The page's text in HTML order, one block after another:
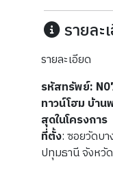
รายละ
รายละเอียด
รหัสทรัพย์:
ทาวน์โฮม บ้า
สุดในโครงการ
ที่ตั้ง: ซอยวัดบ
ปทุมธานี จังหวั